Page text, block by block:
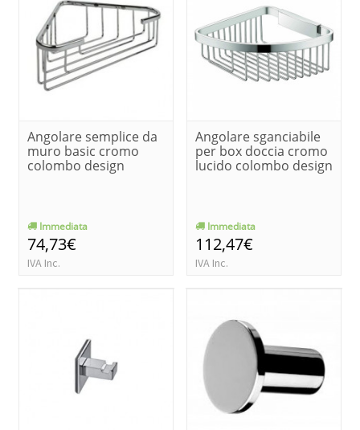
Angolare semplice da
muro basic cromo
colombo design
Immediata
74,73€
IVA Inc.
Angolare sganciabile
per box doccia cromo
lucido colombo design
Immediata
112,47€
IVA Inc.